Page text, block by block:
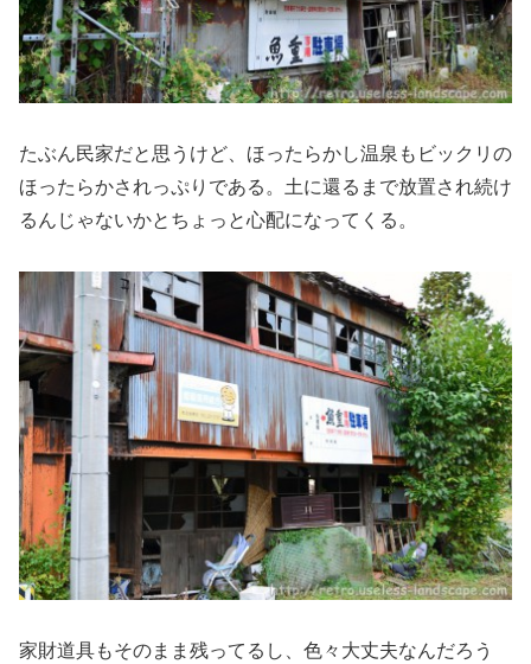
たぶん民家だと思うけど、ほったらかし温泉もビックリの
ほったらかされっぷりである。土に還るまで放置され続け
るんじゃないかとちょっと心配になってくる。
家財道具もそのまま残ってるし、色々大丈夫なんだろう